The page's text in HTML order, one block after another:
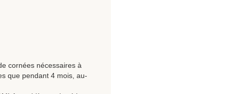
cornées nécessaires à
que pendant 4 mois, au-